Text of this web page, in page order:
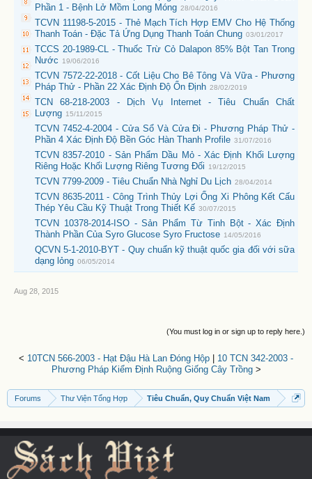
Phần 1 - Bệnh Lở Mồm Long Móng 28/04/2016
TCVN 11198-5-2015 - Thẻ Mạch Tích Hợp EMV Cho Hệ Thống
Thanh Toán - Đặc Tả Ứng Dụng Thanh Toán Chung 03/01/2017
TCCS 20-1989-CL - Thuốc Trừ Cỏ Dalapon 85% Bột Tan Trong
Nước
19/06/2016
TCVN 7572-22-2018 - Cốt Liệu Cho Bê Tông Và Vữa - Phương
Pháp Thử - Phần 22 Xác Định Độ Ổn Định 28/02/2019
TCN 68-218-2003 - Dịch Vụ Internet - Tiêu Chuẩn Chất
Lượng 15/11/2015
TCVN 7452-4-2004 - Cửa Sổ Và Cửa Đi - Phương Pháp Thử -
Phần 4 Xác Định Độ Bền Góc Hàn Thanh Profile 31/07/2016
TCVN 8357-2010 - Sản Phẩm Dầu Mỏ - Xác Định Khối Lượng
Riêng Hoặc Khối Lượng Riêng Tương Đối
19/12/2015
TCVN 7799-2009 - Tiêu Chuẩn Nhà Nghỉ Du Lịch 28/04/2014
TCVN 8635-2011 - Công Trình Thủy Lợi Ống Xi Phông Kết Cấu
Thép Yêu Cầu Kỹ Thuật Trong Thiết Kế 30/07/2015
TCVN 10378-2014-ISO - Sản Phẩm Từ Tinh Bột - Xác Định
Thành Phần Của Syro Glucose Syro Fructose 14/05/2016
QCVN 5-1-2010-BYT - Quy chuẩn kỹ thuật quốc gia đối với sữa
dạng lỏng 06/05/2014
Aug 28, 2015
(You must log in or sign up to reply here.)
< 10TCN 566-2003 - Hạt Đậu Hà Lan Đóng Hộp
10 TCN 342-2003 -
Phương Pháp Kiểm Định Ruộng Giống Cây Trồng>
Forums Thư Viện Tổng Hợp Tiêu Chuẩn, Quy Chuẩn Việt Nam